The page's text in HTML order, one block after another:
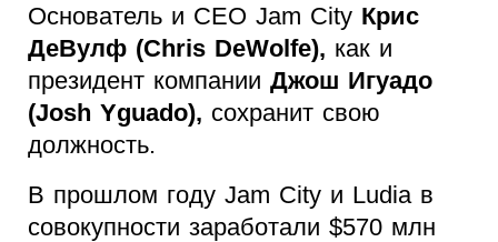
Основатель и CEO Jam City Крис
ДеВулф (Chris DeWolfe), как и
президент компании Джош Игуадо
(Josh Yguado), сохранит свою
должность.
В прошлом году Jam City и Ludia в
совокупности заработали $570 млн